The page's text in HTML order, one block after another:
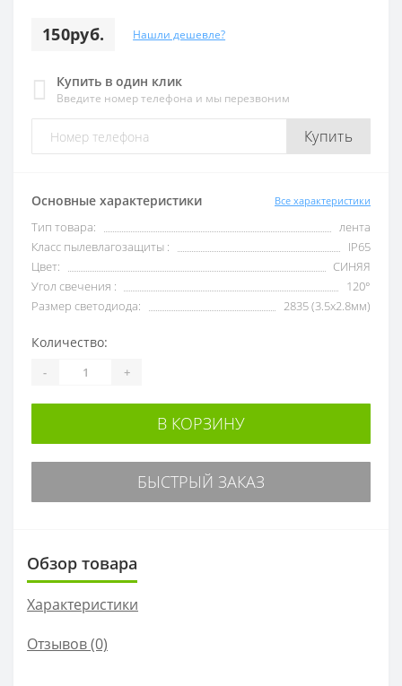
150руб. Нашли дешевле?
Купить в один клик
Введите номер телефона и мы перезвоним
Купить
Основные характеристики Все характеристики
Тип товара:
лента
Класс пылевлагозащиты :
IP65
Цвет:
СИНЯЯ
Угол свечения :
120°
Размер светодиода:
2835 (3.5x2.8мм)
Количество:
- +
В КОРЗИНУ
БЫСТРЫЙ ЗАКАЗ
Обзор товара
Характеристики
Отзывов (0)